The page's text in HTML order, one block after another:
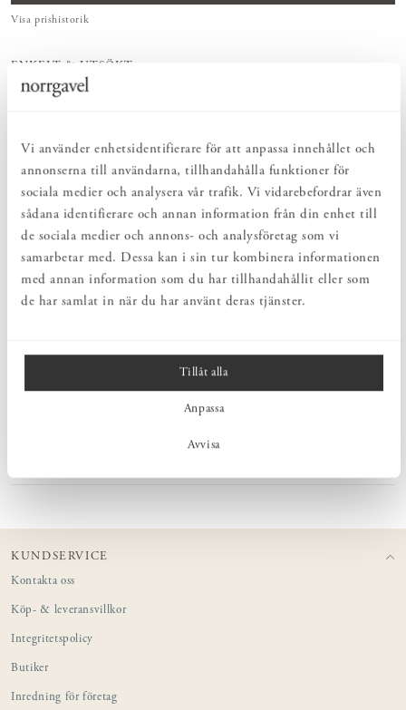
Vi använder enhetsidentifierare för att anpassa innehållet och
annonserna till användarna, tillhandahålla funktioner för
sociala medier och analysera vår trafik. Vi vidarebefordrar även
sådana identifierare och annan information från din enhet till
de sociala medier och annons- och analysföretag som vi
samarbetar med. Dessa kan i sin tur kombinera informationen
med annan information som du har tillhandahållit eller som
de har samlat in när du har använt deras tjänster.
Tillåt alla
Anpassa
Avvisa
Visa prishistorik
ENKELT & UTSÖKT
Hos oss hittar du ett kurerat sortiment av inredning som gör vardagslivet
Bruksföremål och inredningsdetaljer som genomgående är tillverkade av
HARMONISK HELHET
Inredningsdetaljer som kompletterar möblerna och skapar en harmonisk
helhetsupplevelse.
PRODUKTBESKRIVNING
En liten serie vackert svarvade knoppar från Norrgavel. Knopparna
KUNDSERVICE
Kontakta oss
Köp- & leveransvillkor
Integritetspolicy
Butiker
Inredning för företag